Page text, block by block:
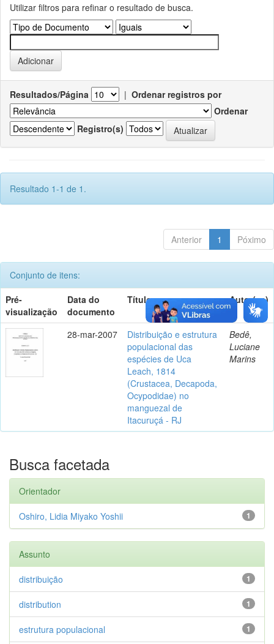
Utilizar filtros para refinar o resultado de busca.
Resultados/Página | Ordenar registros por
Ordenar
Registro(s)
Resultado 1-1 de 1.
Anterior 1 Póximo
Conjunto de itens:
Pré-
visualização
Data do
documento
Título Autor(es)
28-mar-2007
Distribuição e estrutura
populacional das
espécies de Uca
Leach, 1814
(Crustacea, Decapoda,
Ocypodidae) no
manguezal de
Itacuruçá - RJ
Bedê,
Luciane
Marins
Busca facetada
Orientador
1
Oshiro, Lidia Miyako Yoshii
Assunto
1
distribuição
1
distribution
1
estrutura populacional